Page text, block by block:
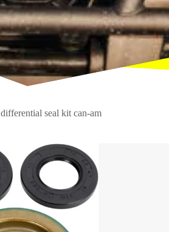
differential seal kit can-am